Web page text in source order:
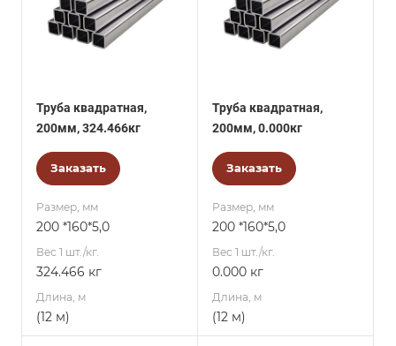
Труба квадратная,
200мм, 324.466кг
Заказать
Размер, мм
200 *160*5,0
Вес 1 шт./кг.
324.466 кг
Длина, м
(12 м)
Труба квадратная,
200мм, 0.000кг
Заказать
Размер, мм
200 *160*5,0
Вес 1 шт./кг.
0.000 кг
Длина, м
(12 м)